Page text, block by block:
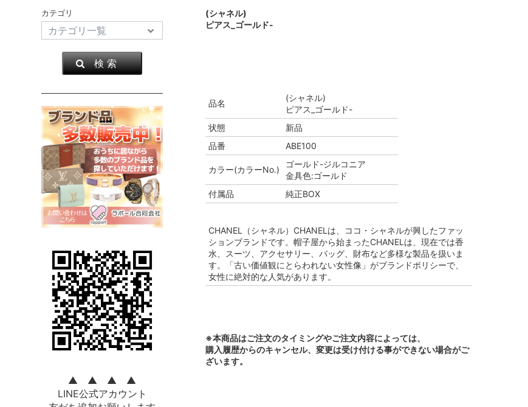
カテゴリ
検 索
▲ ▲ ▲ ▲
LINE公式アカウント
(シャネル)
ピアス_ゴールド-
品名
(シャネル)
ピアス_ゴールド-
状態
新品
品番
ABE100
カラー(カラーNo.)
ゴールド-ジルコニア
金具色:ゴールド
付属品
純正BOX
CHANEL（シャネル）CHANELは、ココ・シャネルが興したファッ
ションブランドです。帽子屋から始まったCHANELは、現在では香
水、スーツ、アクセサリー、バッグ、財布など多様な製品を扱いま
す。「古い価値観にとらわれない女性像」がブランドポリシーで、
女性に絶対的な人気があります。
※本商品はご注文のタイミングやご注文内容によっては、
購入履歴からのキャンセル、変更は受け付ける事ができない場合がご
ざいます。